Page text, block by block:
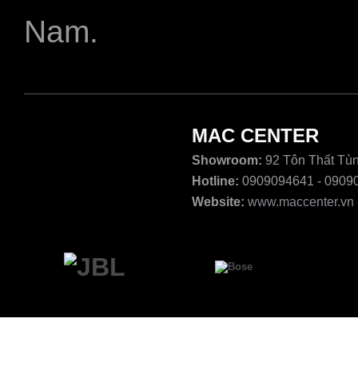
Nam.
MAC CENTER
Showroom: 92 Tôn Thất
Hotline: 0909094641 -
Website: www.maccenter.vn